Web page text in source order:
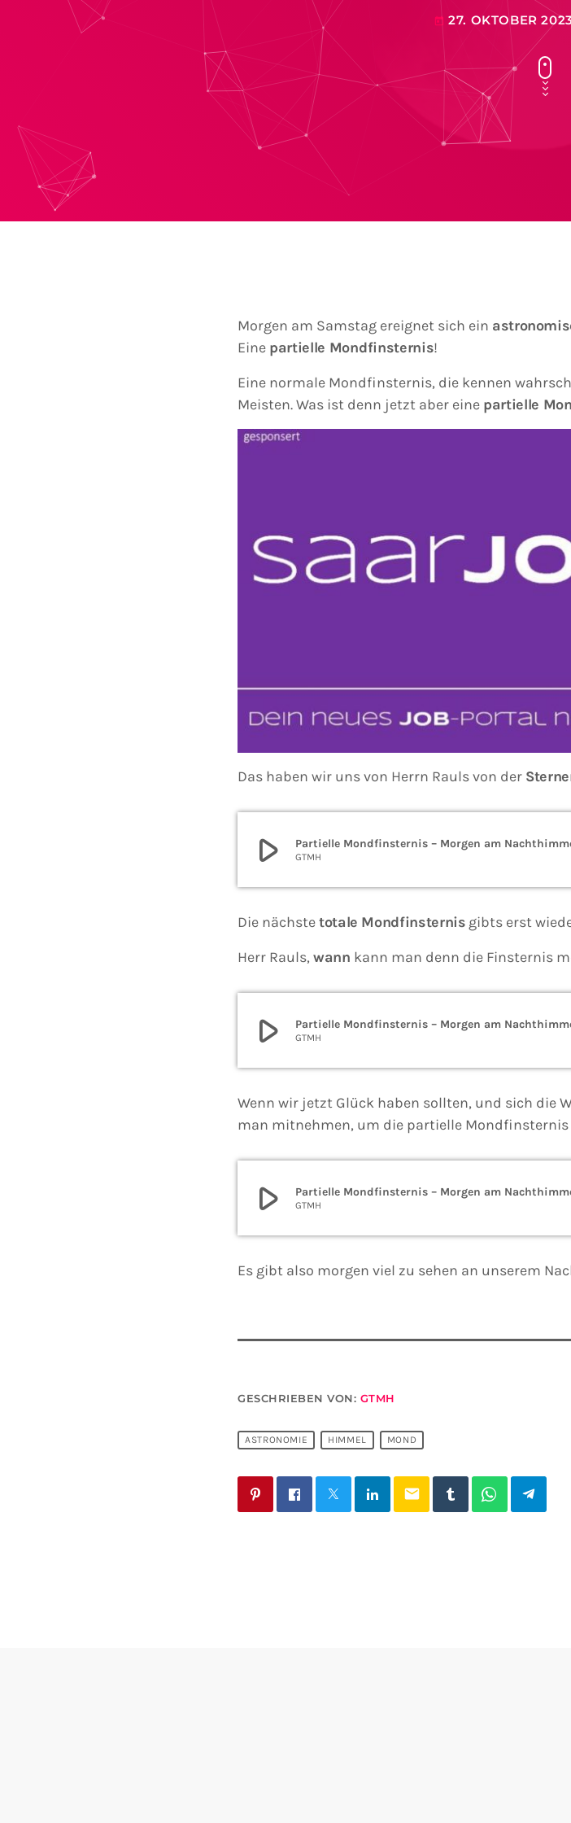
today 27. OKTOBER 2023
Morgen am Samstag ereignet sich ein
Eine partielle Mondfinsternis!
Eine normale Mondfinsternis, die kennen
Meisten. Was ist denn jetzt aber eine partielle
Das haben wir uns von Herrn Rauls von der
play_arrow Partielle Mondfinsternis – Morgen am
GTMH
Die nächstetotale Mondfinsternis gibts erst
Herr Rauls, wann kann man denn die Finsternis
play_arrow Partielle Mondfinsternis – Morgen am
GTMH
Wenn wir jetzt Glück haben sollten, und sich die
man mitnehmen, um die partielle Mondfinsternis
play_arrow Partielle Mondfinsternis – Morgen am
GTMH
Es gibt also morgen viel zu sehen an unserem
GESCHRIEBEN VON: GTMH
ASTRONOMIE HIMMEL MOND
email